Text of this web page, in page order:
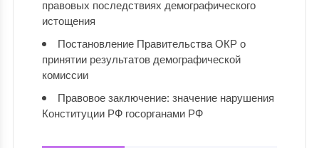
правовых последствиях демографического
истощения
Постановление Правительства ОКР о
принятии результатов демографической
комиссии
Правовое заключение: значение нарушения
Конституции РФ госорганами РФ